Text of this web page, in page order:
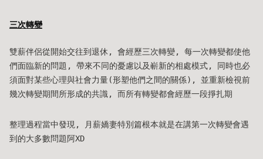
三次轉變
雙薪伴侶從開始交往到退休, 會經歷三次轉變, 每一次轉變都使他
們面臨新的問題, 帶來不同的憂慮以及嶄新的相處模式, 同時也必
須面對某些心理與社會力量(形塑他們之間的關係), 並重新檢視前
幾次轉變期間所形成的共識, 而所有轉變都會經歷一段掙扎期
整理過程當中發現, 月薪嬌妻特別篇根本就是在講第一次轉變會遇
到的大多數問題阿XD